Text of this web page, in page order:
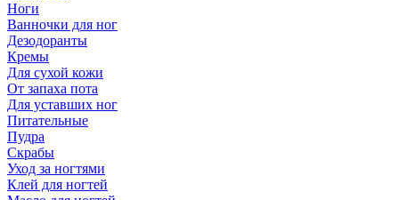
Ноги
Ванночки для ног
Дезодоранты
Кремы
Для сухой кожи
От запаха пота
Для уставших ног
Питательные
Пудра
Скрабы
Уход за ногтями
Клей для ногтей